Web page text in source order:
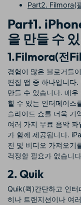
Part2. Filmora(
Part1.
을 만들 수
1.Filmora(전
경험이 많은 블로거들
편집 앱 중 하나입니다
만들 수 있습니다. 매
힐 수 있는 인터페이스
슬라이드 쇼를 더욱 기
여러 가지 무료 음악
가 함께 제공됩니다.
진 및 비디오 가져오기
걱정할 필요가 없습니
2. Quik
Quik(퀵)간단하고 인
히나 트랜지션이나 여